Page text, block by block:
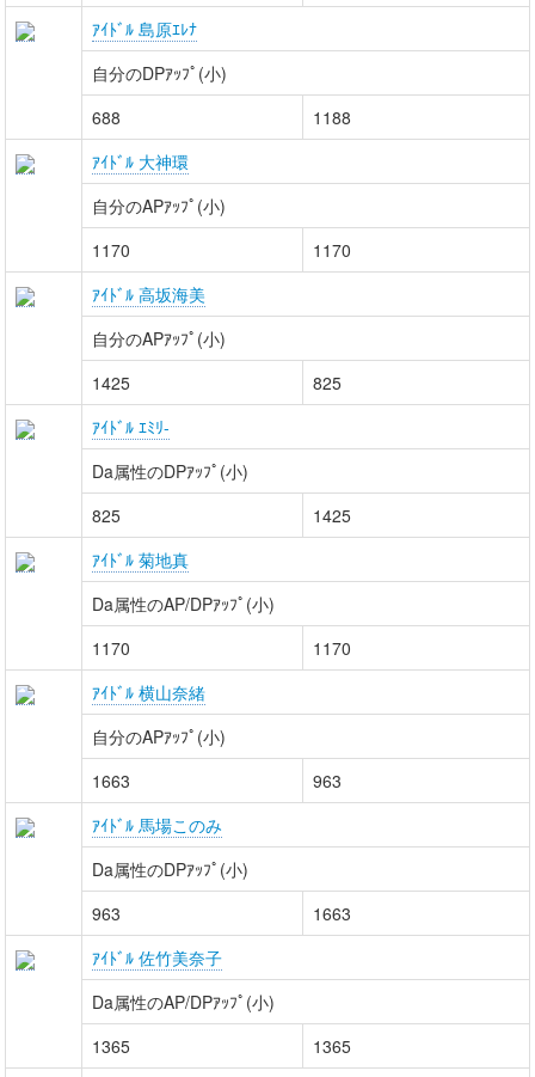
ｱｲﾄﾞﾙ 島原ｴﾚﾅ
自分のDPｱｯﾌﾟ(小)
688
1188
ｱｲﾄﾞﾙ 大神環
自分のAPｱｯﾌﾟ(小)
1170
1170
ｱｲﾄﾞﾙ 高坂海美
自分のAPｱｯﾌﾟ(小)
1425
825
ｱｲﾄﾞﾙ ｴﾐﾘ-
Da属性のDPｱｯﾌﾟ(小)
825
1425
ｱｲﾄﾞﾙ 菊地真
Da属性のAP/DPｱｯﾌﾟ(小)
1170
1170
ｱｲﾄﾞﾙ 横山奈緒
自分のAPｱｯﾌﾟ(小)
1663
963
ｱｲﾄﾞﾙ 馬場このみ
Da属性のDPｱｯﾌﾟ(小)
963
1663
ｱｲﾄﾞﾙ 佐竹美奈子
Da属性のAP/DPｱｯﾌﾟ(小)
1365
1365